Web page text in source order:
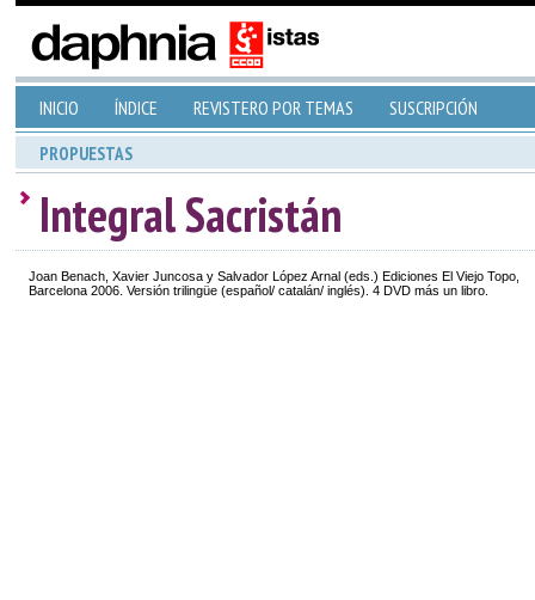
INICIO ÍNDICE REVISTERO POR TEMAS SUSCRIPCIÓN
PROPUESTAS
Integral Sacristán
Joan Benach, Xavier Juncosa y Salvador López Arnal (eds.) Ediciones El Viejo Topo,
Barcelona 2006. Versión trilingüe (español/ catalán/ inglés). 4 DVD más un libro.